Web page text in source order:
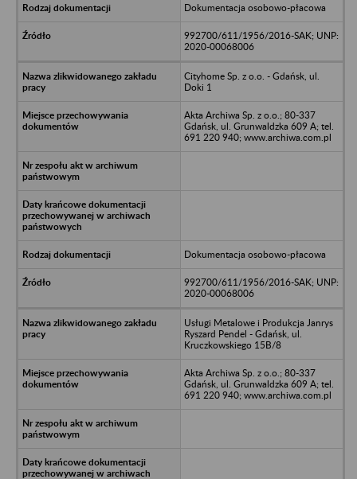
Dokumentacja osobowo-płacowa
992700/611/1956/2016-SAK; UNP:
2020-00068006
Cityhome Sp. z o.o. - Gdańsk, ul.
Doki 1
Akta Archiwa Sp. z o.o.; 80-337
Gdańsk, ul. Grunwaldzka 609 A; tel.
691 220 940; www.archiwa.com.pl
Dokumentacja osobowo-płacowa
992700/611/1956/2016-SAK; UNP:
2020-00068006
Usługi Metalowe i Produkcja Janrys
Ryszard Pendel - Gdańsk, ul.
Kruczkowskiego 15B/8
Akta Archiwa Sp. z o.o.; 80-337
Gdańsk, ul. Grunwaldzka 609 A; tel.
691 220 940; www.archiwa.com.pl